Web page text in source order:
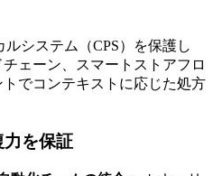
システム（CPS）を保護し
ェーン、スマートストアフロ
でコンテキストに応じた処方
を保証